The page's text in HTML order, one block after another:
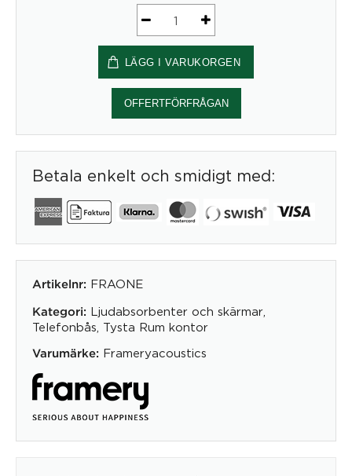
Framery
One,
mötesrum
mängd
LÄGG I VARUKORGEN
OFFERTFÖRFRÅGAN
Betala enkelt och smidigt med:
Artikelnr: FRAONE
Kategori: Ljudabsorbenter och skärmar
Telefonbås
Tysta Rum kontor
Varumärke: Frameryacoustics